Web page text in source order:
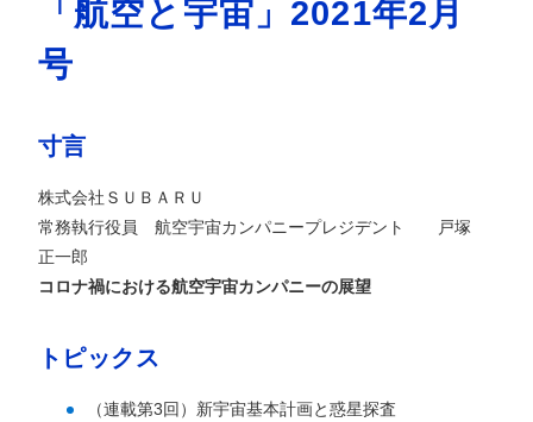
「航空と宇宙」2021年2月
号
寸言
株式会社ＳＵＢＡＲＵ
常務執行役員 航空宇宙カンパニープレジデント 戸塚
正一郎
コロナ禍における航空宇宙カンパニーの展望
トピックス
（連載第3回）新宇宙基本計画と惑星探査